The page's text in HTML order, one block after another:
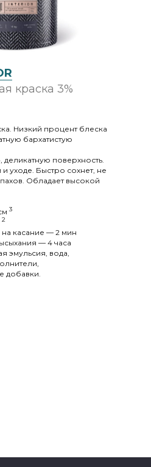
краска 3%
Низкий процент блеска
бархатистую
деликатную поверхность.
уходе. Быстро сохнет, не
Обладает высокой
3
2
касание — 2 мин
— 4 часа
эмульсия, вода,